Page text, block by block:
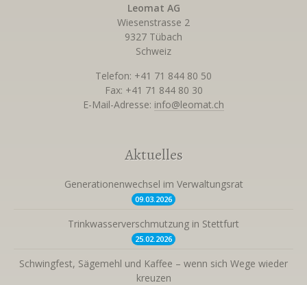
Leomat AG
Wiesenstrasse 2
9327 Tübach
Schweiz
Telefon: +41 71 844 80 50
Fax: +41 71 844 80 30
E-Mail-Adresse: info@leomat.ch
Aktuelles
Generationenwechsel im Verwaltungsrat
09.03. 2026
Trinkwasserverschmutzung in Stettfurt
25.02. 2026
Schwingfest, Sägemehl und Kaffee – wenn sich Wege wieder
kreuzen